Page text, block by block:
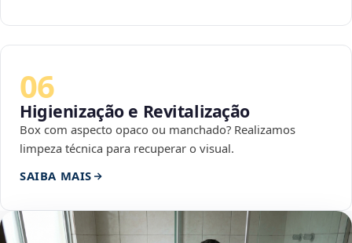
06
Higienização e Revitalização
Box com aspecto opaco ou manchado? Realizamos
limpeza técnica para recuperar o visual.
SAIBA MAIS